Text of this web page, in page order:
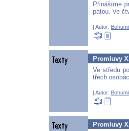
Přinášíme
pátou. Ve
| Autor:
Promluvy
Ve středu
třech
| Autor:
Promluvy